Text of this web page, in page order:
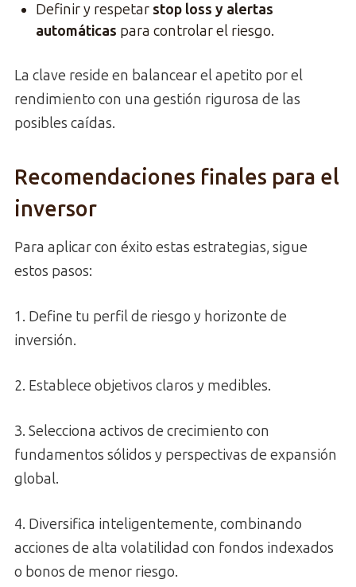
Definir y respetar stop loss y alertas
automáticas para controlar el riesgo.
La clave reside en balancear el apetito por el
rendimiento con una gestión rigurosa de las
posibles caídas.
Recomendaciones finales para el
inversor
Para aplicar con éxito estas estrategias, sigue
estos pasos:
1. Define tu perfil de riesgo y horizonte de
inversión.
2. Establece objetivos claros y medibles.
3. Selecciona activos de crecimiento con
fundamentos sólidos y perspectivas de expansión
global.
4. Diversifica inteligentemente, combinando
acciones de alta volatilidad con fondos indexados
o bonos de menor riesgo.